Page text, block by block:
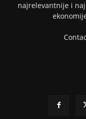
najrelevantnije i